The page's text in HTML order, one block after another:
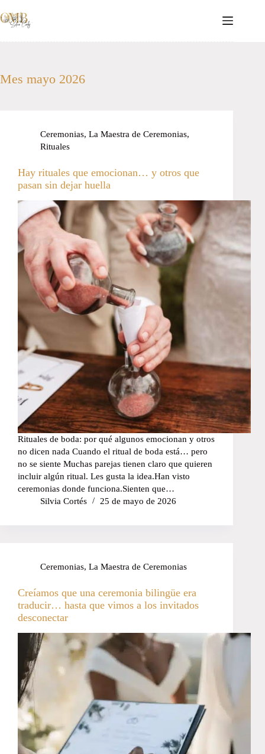
al
contenido
Mes mayo 2026
Ceremonias, La Maestra de Ceremonias,
Rituales
Hay rituales que emocionan… y otros que
pasan sin dejar huella
Rituales de boda: por qué algunos emocionan y otros
no dicen nada Cuando el ritual de boda está… pero
no se siente Muchas parejas tienen claro que quieren
incluir algún ritual. Les gusta la idea.Han visto
ceremonias donde funciona.Sienten que…
Silvia Cortés
25 de mayo de 2026
Ceremonias, La Maestra de Ceremonias
Creíamos que una ceremonia bilingüe era
traducir… hasta que vimos a los invitados
desconectar